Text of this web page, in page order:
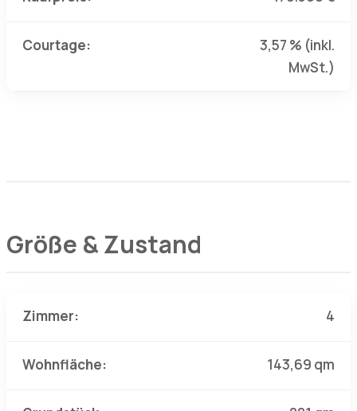
Courtage:
3,57 % (inkl.
MwSt.)
Größe & Zustand
Zimmer: 4
Wohnfläche: 143,69 qm